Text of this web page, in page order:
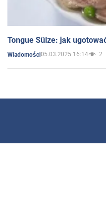
Tongue Sülze: jak
Wiadomości05.03.2025 16:14 2